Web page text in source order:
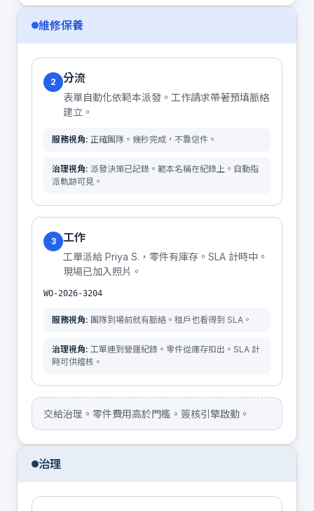
維修保養
2 分流
表單自動化依範本派發。工作請求帶著預填脈絡
建立。
服務視角: 正確團隊。幾秒完成，不靠信件。
治理視角: 派發決策已記錄。範本名稱在紀錄上。自動指
派軌跡可見。
3 工作
工單派給 Priya S.，零件有庫存。SLA 計時中。
現場已加入照片。
WO-2026-3204
服務視角: 團隊到場前就有脈絡。租戶也看得到 SLA。
治理視角: 工單連到營運紀錄。零件從庫存扣出。SLA 計
時可供稽核。
交給治理。零件費用高於門檻。簽核引擎啟動。
治理